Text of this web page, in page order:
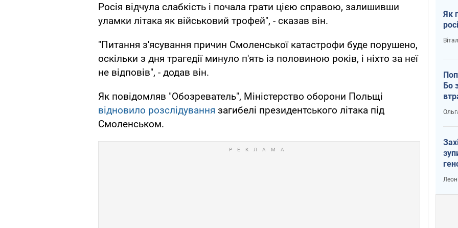
Росія відчула слабкість і почала грати цією справою, залишивши
уламки літака як військовий трофей", - сказав він.
"Питання з'ясування причин Смоленської катастрофи буде порушено,
оскільки з дня трагедії минуло п'ять із половиною років, і ніхто за неї
не відповів", - додав він.
Як повідомляв "Обозреватель", Міністерство оборони Польщі
відновило розслідування загибелі президентського літака під
Смоленськом.
Як
Бо